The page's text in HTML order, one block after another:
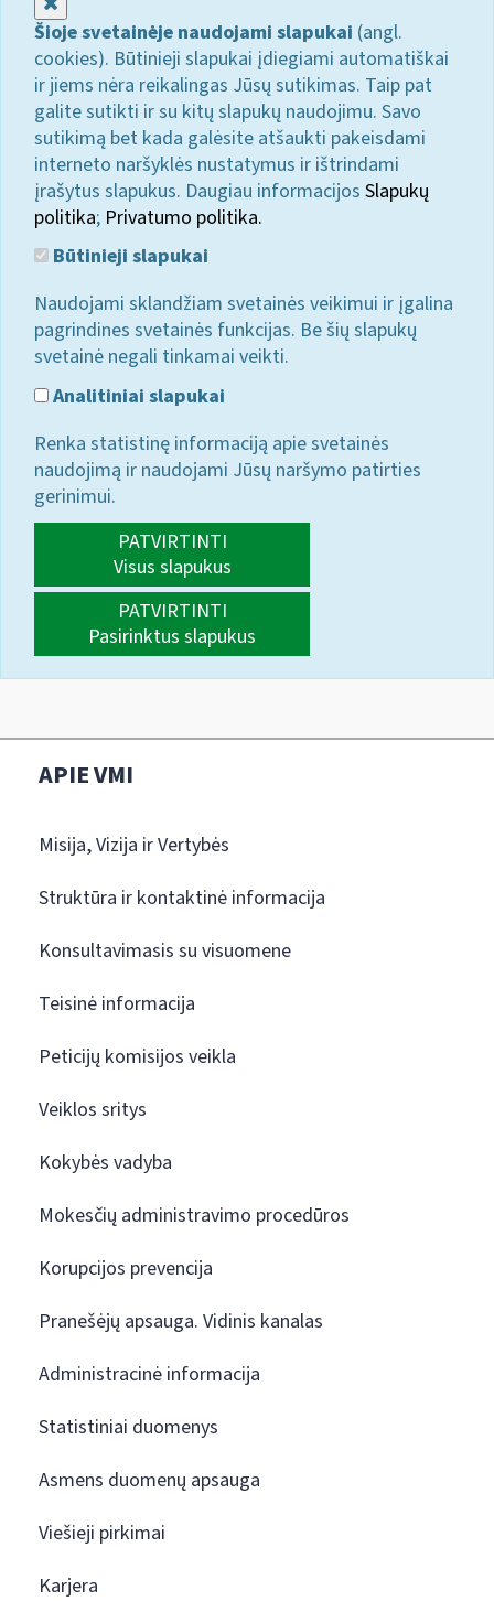
Šioje svetainėje naudojami slapukai (angl.
cookies). Būtinieji slapukai įdiegiami automatiškai
ir jiems nėra reikalingas Jūsų sutikimas. Taip pat
galite sutikti ir su kitų slapukų naudojimu. Savo
sutikimą bet kada galėsite atšaukti pakeisdami
interneto naršyklės nustatymus ir ištrindami
įrašytus slapukus. Daugiau informacijos Slapukų
politika; Privatumo politika.
Būtinieji slapukai
Naudojami sklandžiam svetainės veikimui ir įgalina
pagrindines svetainės funkcijas. Be šių slapukų
svetainė negali tinkamai veikti.
Analitiniai slapukai
Renka statistinę informaciją apie svetainės
naudojimą ir naudojami Jūsų naršymo patirties
gerinimui.
PATVIRTINTI
Visus slapukus
PATVIRTINTI
Pasirinktus slapukus
APIE VMI
Misija, Vizija ir Vertybės
Struktūra ir kontaktinė informacija
Konsultavimasis su visuomene
Teisinė informacija
Peticijų komisijos veikla
Veiklos sritys
Kokybės vadyba
Mokesčių administravimo procedūros
Korupcijos prevencija
Pranešėjų apsauga. Vidinis kanalas
Administracinė informacija
Statistiniai duomenys
Asmens duomenų apsauga
Viešieji pirkimai
Karjera